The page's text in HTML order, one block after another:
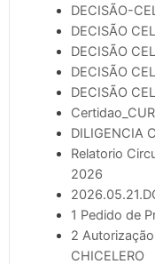
DECISÃO-
DECISÃO
DECISÃO
DECISÃO
DECISÃO
DILIGENCIA
Relatorio
2026
1 Pedido de
2
CHICELERO